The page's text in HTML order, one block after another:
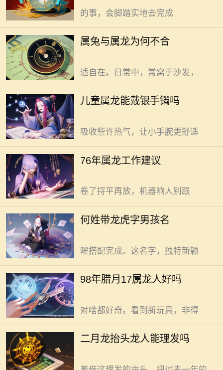
的事，会脚踏实地去完成
属兔与属龙为何不合
慎，遇事必先思量再行动，稳扎稳打
是常态。生活里，安静平和是追求，
不喜纷扰嘈杂。家中布置，简单温馨
适自在。日常中，常窝于沙发，
儿童属龙能戴银手镯吗
儿童属龙能戴银手镯，但需谨慎
权衡。 属龙娃，活力满满。银镯
戴，既为美观，也希望增添福气。可
戴银镯这事儿，背后学问大。好处在
于，银质地柔软，贴肤佩戴，凉意袭
吸收些许热气，让小手腕更舒适
76年属龙工作建议
76年属龙人职场进阶，善用环境
与心性细节是关键。电梯间声浪混着
事难成，保持距离心自静。办公桌选
靠窗位，窗外有树最好，树影晃气不
躁，阳光斜照精神足。 打印机常
卷了捋平再放，机器响人别跟
何姓带龙虎字男孩名
何姓带龙虎字男孩名，需精心挑
选。龙虎，作为祥瑞与力量的代表，
选“龙”字入名。龙，尊贵权威的象
征。取名“何龙曜”，似见巨龙在日光
下闪耀光芒万丈。实现孩子未来光
曜搭配完成。这名字，独特新颖
98年腊月17属龙人好吗
98年腊月十七生属龙人，命运自
有独特之处。 冷风飕飕，腊月寒
股冲劲。别家孩子还在父母怀里撒
娇，他们已能自己摸索着走路，跌倒
了，拍拍土，接着走。这股不服输的
对啥都好奇。看到新玩具，非得
二月龙抬头龙人能理发吗
二月二龙抬头这天，龙人能理
发，这是传统习俗里的好彩头。
春回大地，万物复苏的时节里。街头
巷尾的理发店热闹非凡。为啥如此？
就为讨个好彩头。老话说“二月二剃